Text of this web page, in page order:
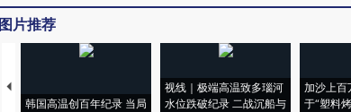
图片推荐
韩国高温创百年纪录 当局
视线｜极端高温致多瑙河
水位跌破纪录 二战沉船与
加沙上百
于“塑料